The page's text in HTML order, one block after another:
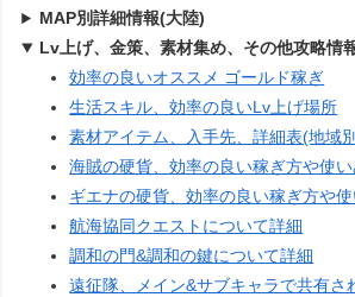
MAP別詳細情報(大陸)
Lv上げ、金策、素材集め、その他攻略情
効率の良いオススメ ゴールド稼ぎ
生活スキル、効率の良いLv上げ場所
素材アイテム、入手先、詳細表(地域
海賊の硬貨、効率の良い稼ぎ方や使
ギエナの硬貨、効率の良い稼ぎ方や
航海協同クエストについて詳細
調和の門&調和の鍵について詳細
遠征隊、メイン&サブキャラで共有さ